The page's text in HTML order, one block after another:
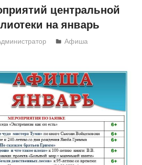
центральной
на январь
Афиша